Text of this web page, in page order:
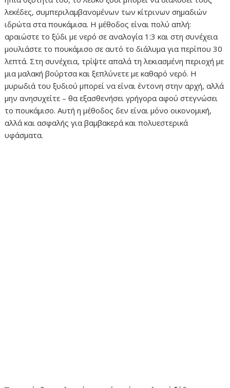
λεκέδες, συμπεριλαμβανομένων των κίτρινων σημαδιών
ιδρώτα στα πουκάμισα. Η μέθοδος είναι πολύ απλή:
αραιώστε το ξύδι με νερό σε αναλογία 1:3 και στη συνέχεια
μουλιάστε το πουκάμισο σε αυτό το διάλυμα για περίπου 30
λεπτά. Στη συνέχεια, τρίψτε απαλά τη λεκιασμένη περιοχή με
μια μαλακή βούρτσα και ξεπλύνετε με καθαρό νερό. Η
μυρωδιά του ξυδιού μπορεί να είναι έντονη στην αρχή, αλλά
μην ανησυχείτε – θα εξασθενήσει γρήγορα αφού στεγνώσει
το πουκάμισο. Αυτή η μέθοδος δεν είναι μόνο οικονομική,
αλλά και ασφαλής για βαμβακερά και πολυεστερικά
υφάσματα.